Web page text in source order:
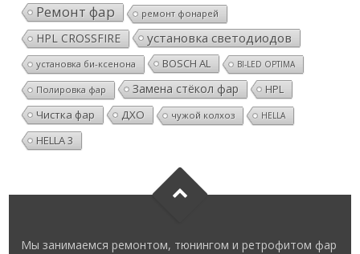
Ремонт фар ремонт фонарей
HPL CROSSFIRE установка светодиодов
установка би-ксенона BOSCH AL BI-LED OPTIMA
Полировка фар Замена стёкол фар
HPL
Чистка фар
ДХО чужой колхоз HELLA
HELLA 3
Мы занимаемся ремонтом, тюнингом и ретрофитом фар